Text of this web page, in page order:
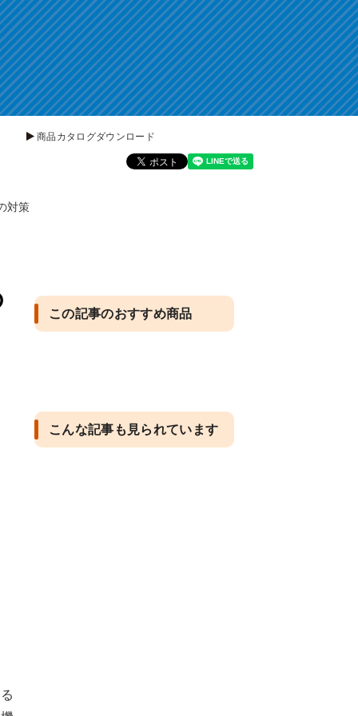
商品カタログダウンロード
対策
この記事のおすすめ商品
こんな記事も見られています